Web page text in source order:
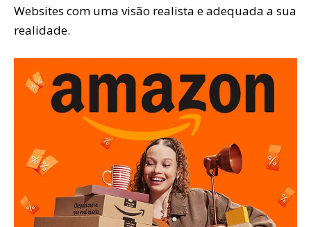
Websites com uma visão realista e adequada a sua
realidade.